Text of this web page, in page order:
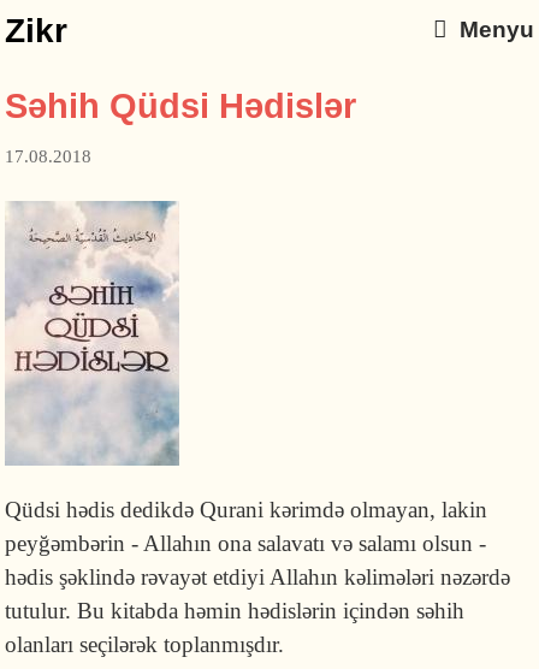
Zikr Menyu
Səhih Qüdsi Hədislər
17.08.2018
Qüdsi hədis dedikdə Qurani kərimdə olmayan, lakin
peyğəmbərin - Allahın ona salavatı və salamı olsun -
hədis şəklində rəvayət etdiyi Allahın kəlimələri nəzərdə
tutulur. Bu kitabda həmin hədislərin içindən səhih
olanları seçilərək toplanmışdır.